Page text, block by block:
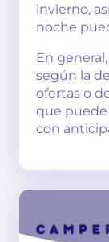
invierno,
noche
En
según la
ofertas o
que puede
con